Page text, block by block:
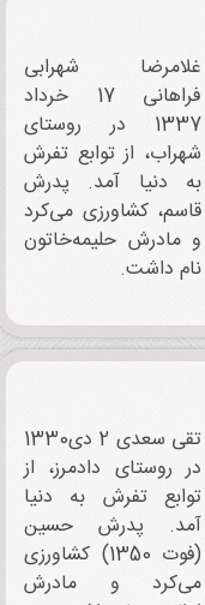
غلامرضا شهرابی
‌فراهانی 17 خرداد
1337 در روستای
شهراب، از توابع تفرش
به دنیا آمد. پدرش
قاسم، کشاورزی می‌کرد
و مادرش حلیمه‌خاتون
نام داشت.
تقی سعدی 2 دی1330
در روستای دادمرز، از
توابع تفرش به دنیا
آمد. پدرش حسین
(فوت 1350) کشاورزی
می‌کرد و مادرش